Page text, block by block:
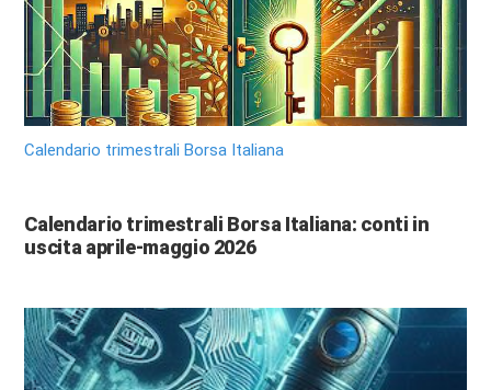
Calendario trimestrali Borsa Italiana
Calendario trimestrali Borsa Italiana: conti in
uscita aprile-maggio 2026